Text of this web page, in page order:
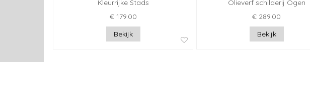
Kleurrijke Stads
€ 179.00
Bekijk
Olieverf schilderij Ogen
€ 289.00
Bekijk